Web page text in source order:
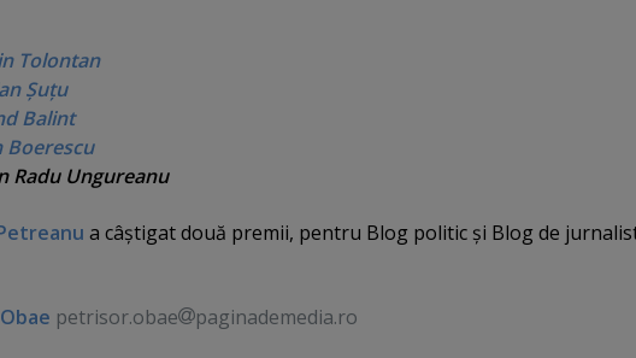
Tolontan
Şuţu
Balint
Boerescu
Radu Ungureanu
a câştigat două premii, pentru Blog politic şi Blog de
petrisor.obae paginademedia.ro